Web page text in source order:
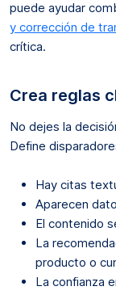
puede ayudar
y corrección de
crítica.
Crea reglas
No dejes la
Define
Hay citas
Aparecen
El contenido
La
producto o
La confianza